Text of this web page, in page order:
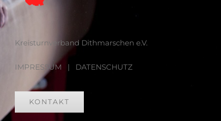
Kreisturnverband Dithmarschen e.V.
IMPRESSUM | DATENSCHUTZ
KONTAKT